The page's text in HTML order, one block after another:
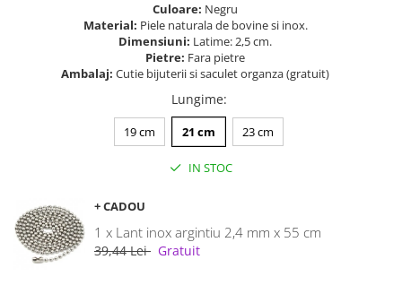
Culoare: Negru
Material: Piele naturala de bovine si inox.
Dimensiuni: Latime: 2,5 cm.
Pietre: Fara pietre
Ambalaj: Cutie bijuterii si saculet organza (gratuit)
Lungime:
19 cm 21 cm 23 cm
IN STOC
+ CADOU
1 x Lant inox argintiu 2,4 mm x 55 cm
39,44 Lei Gratuit